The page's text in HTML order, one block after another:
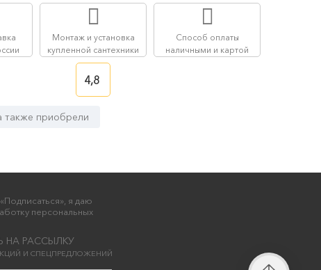
Монтаж и установка
купленной сантехники
Способ оплаты
наличными и картой
4,8
также приобрели
я даю
персональных
НА РАССЫЛКУ
И СПЕЦПРЕДЛОЖЕНИЙ